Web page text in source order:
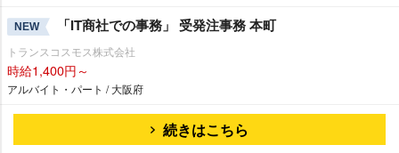
NEW 「IT商社での事務」 受発注事務 本町
トランスコスモス株式会社
時給1,400円～
アルバイト・パート / 大阪府
続きはこちら